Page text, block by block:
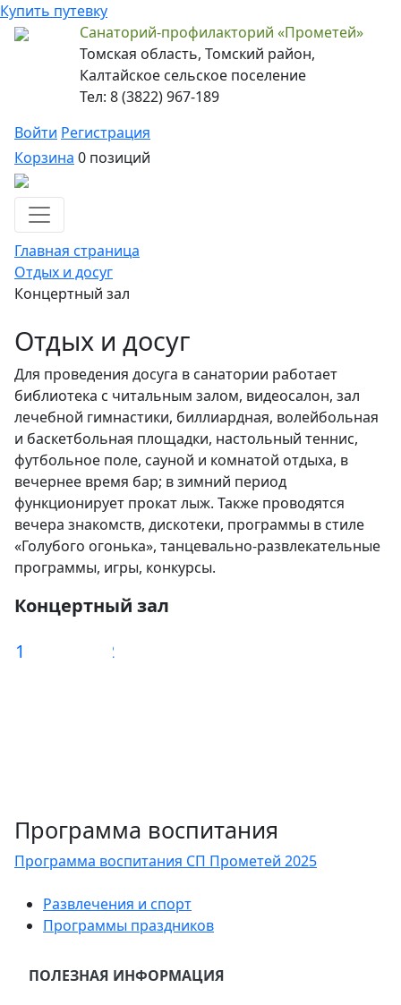
Купить путевку
Санаторий-профилакторий «Прометей»
Томская область, Томский район,
Калтайское сельское поселение
Тел: 8 (3822) 967-189
Войти Регистрация
Корзина 0 позиций
Главная страница
Отдых и досуг
Концертный зал
Отдых и досуг
Для проведения досуга в санатории работает
библиотека с читальным залом, видеосалон, зал
лечебной гимнастики, биллиардная, волейбольная
и баскетбольная площадки, настольный теннис,
футбольное поле, сауной и комнатой отдыха, в
вечернее время бар; в зимний период
функционирует прокат лыж. Также проводятся
вечера знакомств, дискотеки, программы в стиле
«Голубого огонька», танцевально-развлекательные
программы, игры, конкурсы.
Концертный зал
Программа воспитания
Программа воспитания СП Прометей 2025
Развлечения и спорт
Программы праздников
ПОЛЕЗНАЯ ИНФОРМАЦИЯ